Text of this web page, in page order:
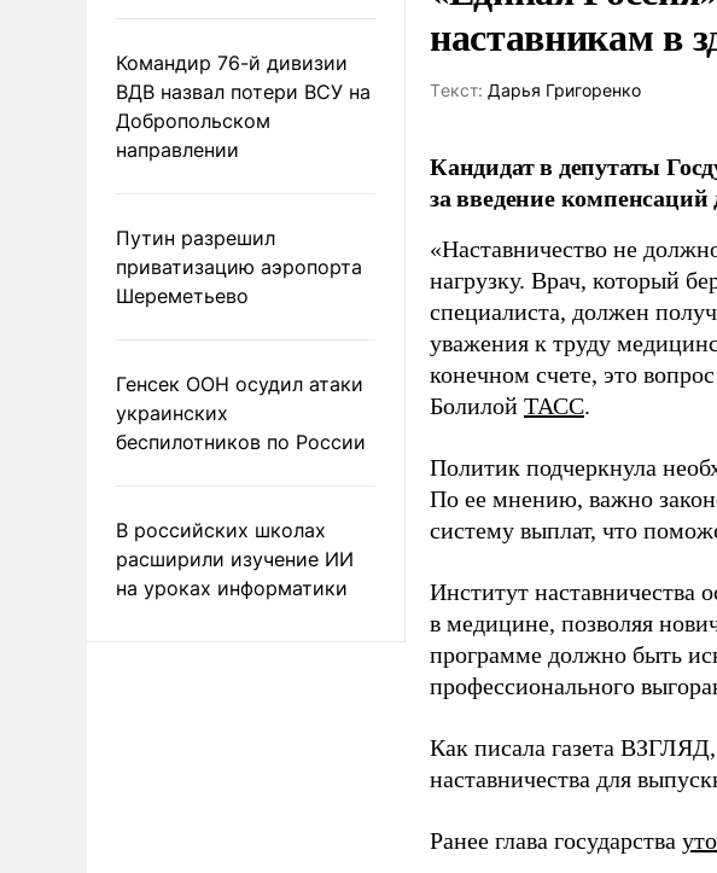
Командир 76-й дивизии
ВДВ назвал потери ВСУ на
Добропольском
направлении
Путин разрешил
приватизацию аэропорта
Шереметьево
Генсек ООН осудил атаки
украинских
беспилотников по России
В российских школах
расширили изучение ИИ
на уроках информатики
наставникам в
Tекст: Дарья Григоренко
Кандидат в депутаты
за введение
«Наставничество не
нагрузку. Врач, который
специалиста, должен
уважения к труду
конечном счете, это
Болилой ТАСС.
Политик подчеркнула
По ее мнению, важно
систему выплат, что
Институт наставничества
в медицине, позволяя
программе должно быть
профессионального
Как писала газета
наставничества для
Ранее глава государства